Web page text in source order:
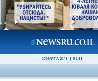
25 МАРТА 2018 02:33